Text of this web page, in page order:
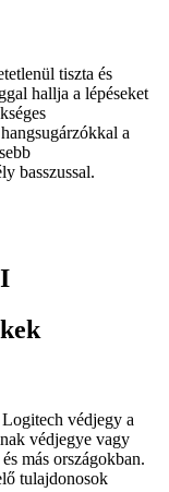
tiszta és
hallja a lépéseket
a
basszussal.
védjegy a
védjegye vagy
más országokban.
tulajdonosok